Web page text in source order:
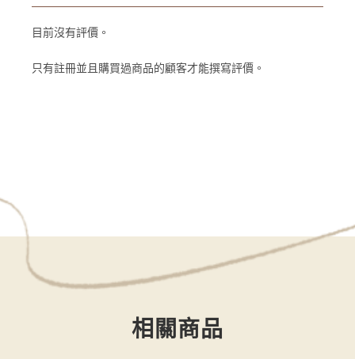
目前沒有評價。
只有註冊並且購買過商品的顧客才能撰寫評價。
相關商品